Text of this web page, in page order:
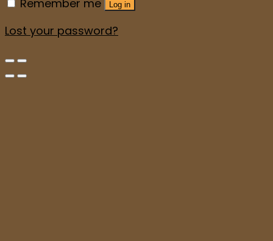
Remember me
Log in
Lost your password?